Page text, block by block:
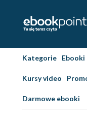
Kategorie Ebooki
Kursy video
Darmowe ebooki